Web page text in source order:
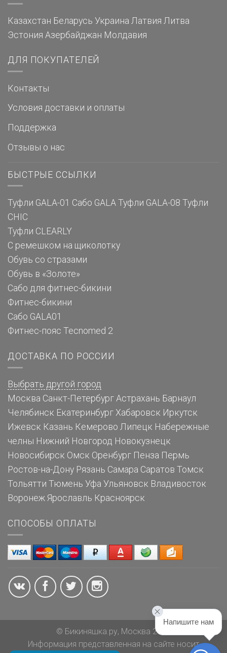
Казахстан Беларусь Украина Латвия Литва
Эстония Азербайджан Молдавия
ДЛЯ ПОКУПАТЕЛЕЙ
Контакты
Условия доставки и оплаты
Поддержка
Отзывы о нас
БЫСТРЫЕ ССЫЛКИ
Туфли GALA-01 Сабо GALA Туфли GALA-08 Туфли
CHIC
Туфли CLEARLY
С ремешком на щиколотку
Обувь со стразами
Обувь в «Золоте»
Сабо для фитнес-бикини
Фитнес-бикини
Сабо GALA01
Фитнес-пояс Tecnomed 2
ДОСТАВКА ПО РОССИИ
Выбрать другой город
Москва Санкт-Петербург Астрахань Барнаул
Челябинск Екатеринбург Хабаровск Иркутск
Ижевск Казань Кемерово Липецк Набережные
челны Нижний Новгород Новокузнецк
Новосибирск Омск Оренбург Пенза Пермь
Ростов-на-Дону Рязань Самара Саратов Томск
Тольятти Тюмень Уфа Ульяновск Владивосток
Воронеж Ярославль Красноярск
СПОСОБЫ ОПЛАТЫ
© Бикиняшка.ру, Москва 2026
Информация представленная на сайте носит
Напишите нам